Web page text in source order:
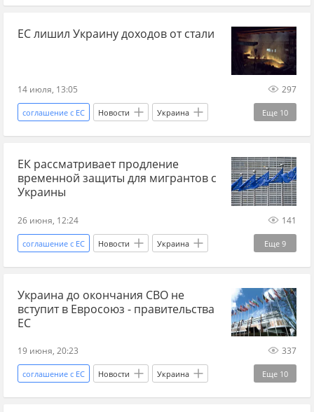
Киев Россия ЕС Украина.ру
металлургия Украина-ЕС
ЕС лишил Украину доходов от стали
14 июля, 13:05 297
Еще 10
соглашение с ЕС Новости Украина
Евросоюз Politico Европа Россия
Украина.ру ЕС экспорт
евроинтеграция
ЕК рассматривает продление
временной защиты для мигрантов с
Украины
26 июня, 12:24 141
Еще 9
соглашение с ЕС Новости Украина
Брюссель ЕС Еврокомиссия
Украина.ру Австрия мигранты
украинские беженцы евроинтеграция
Украина до окончания СВО не
вступит в Евросоюз - правительства
ЕС
19 июня, 20:23 337
Еще 10
соглашение с ЕС Новости Украина
Германия ЕС Польша Мадьяр